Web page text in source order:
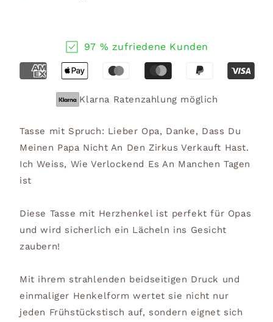
97 % zufriedene Kunden
Klarna Ratenzahlung möglich
Tasse mit Spruch: Lieber Opa, Danke, Dass Du
Meinen Papa Nicht An Den Zirkus Verkauft Hast.
Ich Weiss, Wie Verlockend Es An Manchen Tagen
ist
Diese Tasse mit Herzhenkel ist perfekt für Opas
und wird sicherlich ein Lächeln ins Gesicht
zaubern!
Mit ihrem strahlenden beidseitigen Druck und
einmaliger Henkelform wertet sie nicht nur
jeden Frühstückstisch auf, sondern eignet sich